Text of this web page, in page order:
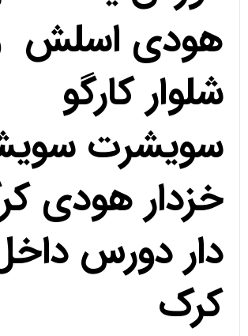
هودی اسلش
شلوار کارگو
سویشرت
خزدار هودی
دار دورس
کرک